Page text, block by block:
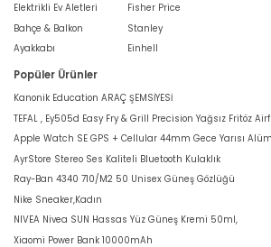
Elektrikli Ev Aletleri
Bahçe & Balkon
Ayakkabı
Fisher Price
Stanley
Einhell
Popüler Ürünler
Kanonik Education ARAÇ ŞEMSİYESİ
TEFAL , Ey505d Easy Fry & Grill Precision Yağsız Fritöz
Apple Watch SE GPS + Cellular 44mm Gece Yarısı
AyrStore Stereo Ses Kaliteli Bluetooth Kulaklık
Ray-Ban 4340 710/M2 50 Unisex Güneş Gözlüğü
Nike Sneaker,Kadın
NIVEA Nivea SUN Hassas Yüz Güneş Kremi 50ml,
Xiaomi Power Bank 10000mAh